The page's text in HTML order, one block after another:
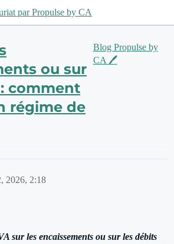
par Propulse by CA
ou sur
comment
régime de
Blog Propulse by
CA 🖊️
2026, 2:18
sur les encaissements ou sur les débits